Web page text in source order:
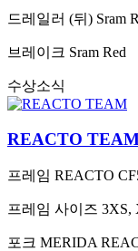
드레일러 (뒤) Sram
브레이크 Sram Red
수상소식
REACTO
프레임 REACTO
프레임 사이즈 3XS,
포크 MERIDA